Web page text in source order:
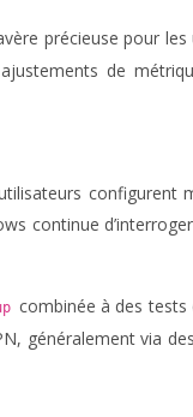
précieuse pour
de
configurent
continue
combinée à des tests
généralement via